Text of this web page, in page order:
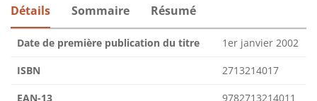
Détails Sommaire Résumé
Date de première publication du titre 1er janvier 2002
ISBN 2713214017
EAN-13 9782713214011